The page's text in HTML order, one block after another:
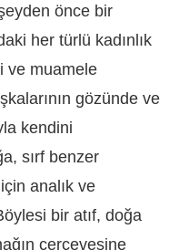
önce bir
her türlü kadınlık
ve muamele
gözünde ve
kendini
sırf benzer
analık ve
bir atıf, doğa
çerçevesine